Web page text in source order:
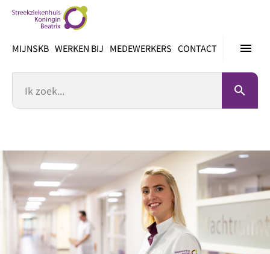
inhoud
menu
MIJNSKB WERKEN BIJ MEDEWERKERS CONTACT
search